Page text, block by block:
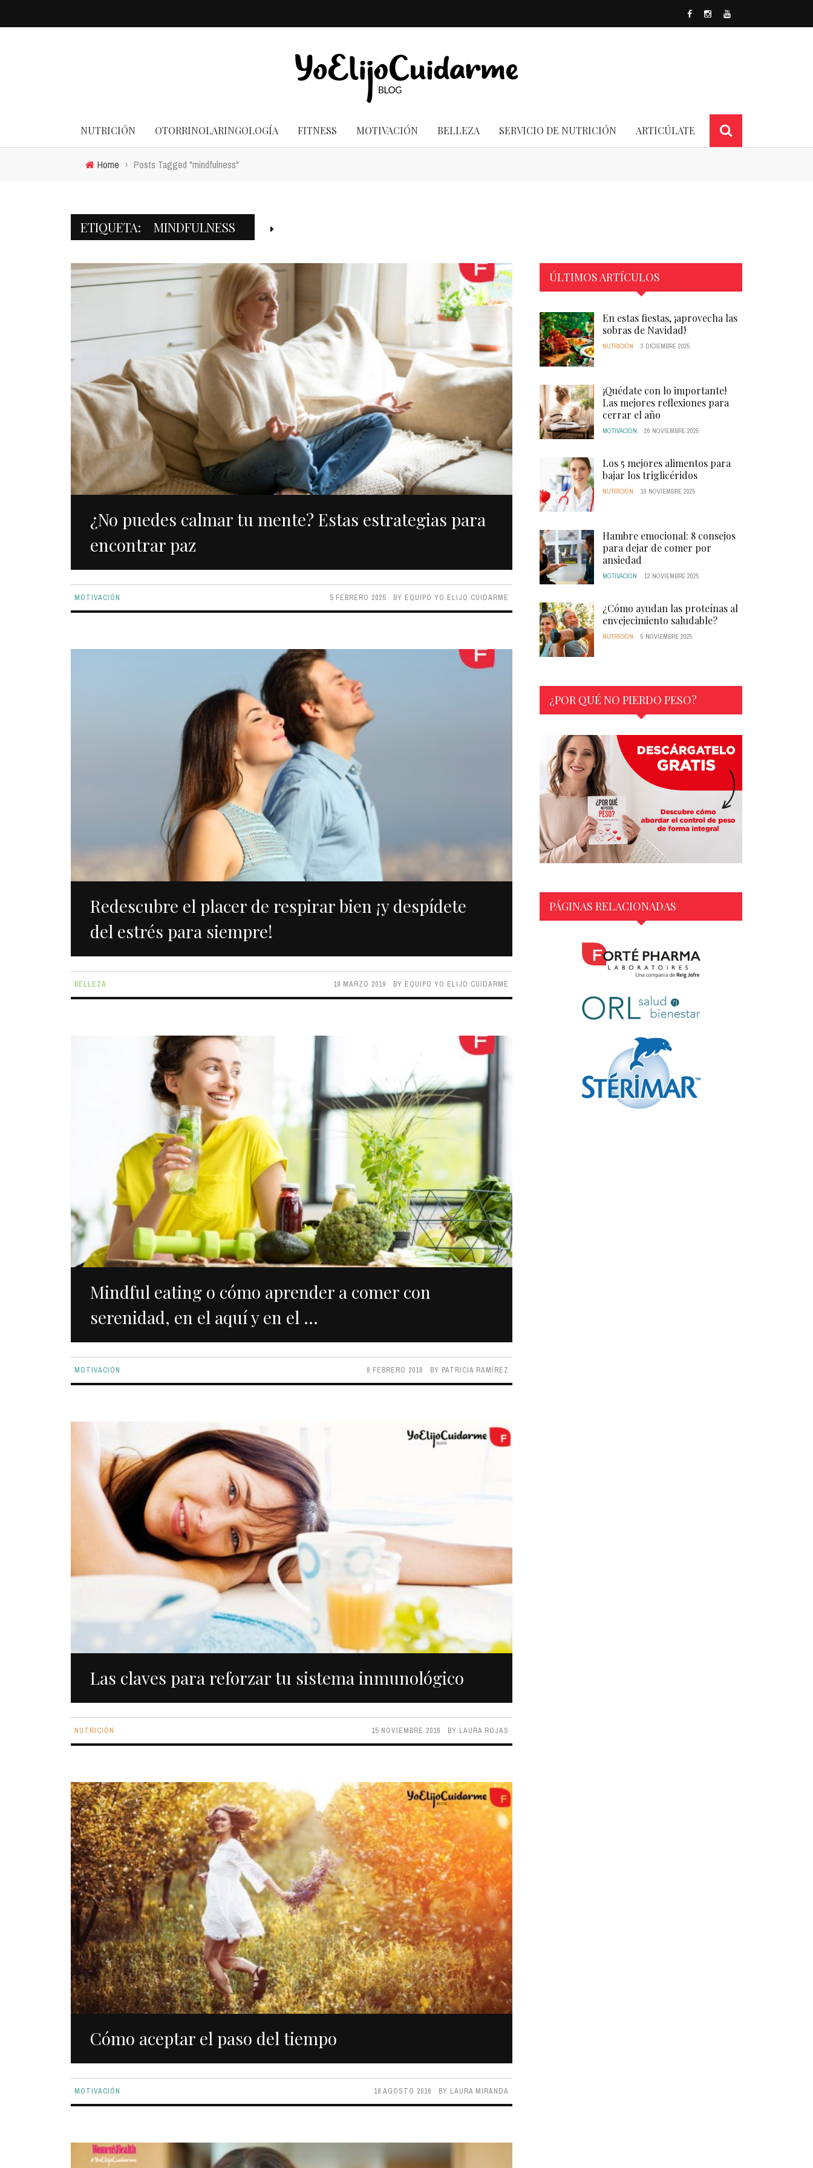
NUTRICIÓN OTORRINOLARINGOLOGÍA FITNESS MOTIVACIÓN BELLEZA SERVICIO DE NUTRICIÓN ARTICÚLATE
Home › Posts Tagged "mindfulness"
ETIQUETA: MINDFULNESS
¿No puedes calmar tu mente? Estas estrategias para
encontrar paz
MOTIVACIÓN 5 FEBRERO 2025 BY EQUIPO YO ELIJO CUIDARME
Redescubre el placer de respirar bien ¡y despídete
del estrés para siempre!
BELLEZA 19 MARZO 2019 BY EQUIPO YO ELIJO CUIDARME
Mindful eating o cómo aprender a comer con
serenidad, en el aquí y en el ...
MOTIVACIÓN 8 FEBRERO 2018 BY PATRICIA RAMÍREZ
Las claves para reforzar tu sistema inmunológico
NUTRICIÓN 15 NOVIEMBRE 2016 BY LAURA ROJAS
Cómo aceptar el paso del tiempo
MOTIVACIÓN 18 AGOSTO 2016 BY LAURA MIRANDA
ÚLTIMOS ARTÍCULOS
En estas fiestas, ¡aprovecha las
sobras de Navidad!
NUTRICIÓN 3 DICIEMBRE 2025
¡Quédate con lo importante!
Las mejores reflexiones para
cerrar el año
MOTIVACIÓN 26 NOVIEMBRE 2025
Los 5 mejores alimentos para
bajar los triglicéridos
NUTRICIÓN 19 NOVIEMBRE 2025
Hambre emocional: 8 consejos
para dejar de comer por
ansiedad
MOTIVACIÓN 12 NOVIEMBRE 2025
¿Cómo ayudan las proteínas al
envejecimiento saludable?
NUTRICIÓN 5 NOVIEMBRE 2025
¿POR QUÉ NO PIERDO PESO?
PÁGINAS RELACIONADAS